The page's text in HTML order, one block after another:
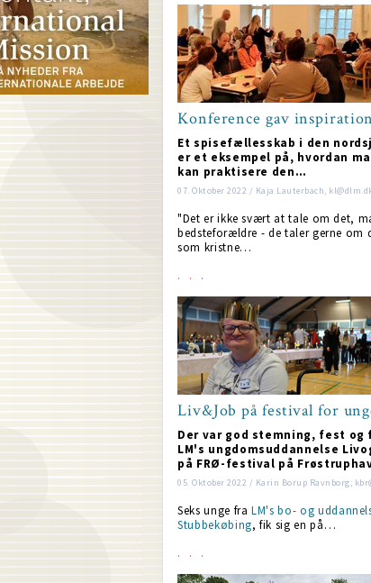
Konference gav
Et spisefællesskab i den
er et eksempel på, hvordan
kan praktisere den…
07. Oktober 2022 / Kaja Lauterbach,
"Det er ikke svært at tale om det,
bedsteforældre - de taler gerne om
som kristne…
Liv&Job på festival for
Der var god stemning, fest og
LM's ungdomsuddannelse
på FRØ-festival på
05. Oktober 2022 / Karin Borup Ravnborg;
Seks unge fraLM's bo- og
Stubbekøbing, fik sig en på…